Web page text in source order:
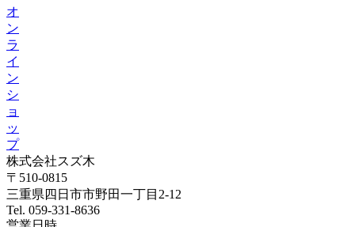
オ
ン
ラ
イ
ン
シ
ョ
ッ
プ
株式会社スズ木
〒510-0815
三重県四日市市野田一丁目2-12
Tel. 059-331-8636